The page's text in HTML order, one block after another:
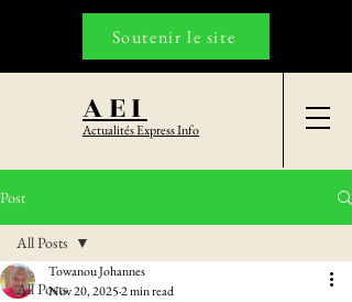
AEI
Actualités Express Info
Soutenir le site
Post
All Posts
All Posts
Towanou Johannes
Nov 20, 20252 min read